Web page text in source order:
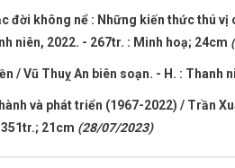
đời không nể : Những kiến thức thú vị
niên, 2022. - 267tr. : Minh hoạ; 24cm
/ Vũ Thuỵ An biên soạn. - H. : Thanh
và phát triển (1967-2022) / Trần
21cm (28/07/2023)